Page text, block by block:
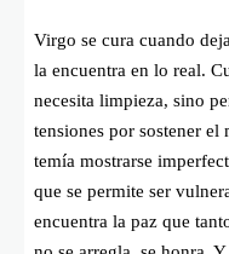
Virgo se cura cuando
la encuentra en lo real.
necesita limpieza, sino
tensiones por sostener el
temía mostrarse
que se permite ser
encuentra la paz que